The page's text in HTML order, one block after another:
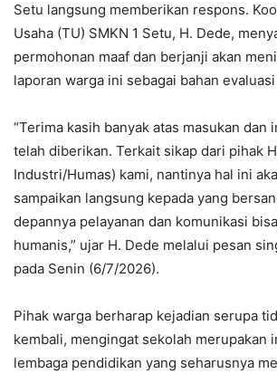
Setu langsung memberikan respons.
Usaha (TU) SMKN 1 Setu, H. Dede,
permohonan maaf dan berjanji akan
laporan warga ini sebagai bahan
“Terima kasih banyak atas masukan dan
telah diberikan. Terkait sikap dari pihak
Industri/Humas) kami, nantinya hal ini
sampaikan langsung kepada yang
depannya pelayanan dan komunikasi
humanis,” ujar H. Dede melalui pesan
pada Senin (6/7/2026).
Pihak warga berharap kejadian serupa
kembali, mengingat sekolah merupakan
lembaga pendidikan yang seharusnya